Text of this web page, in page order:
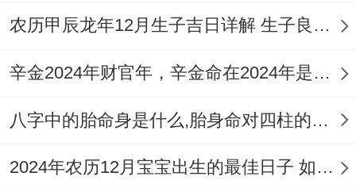
（7-9点）阳气上升，最为适宜 寓意家运如
阁五帝钱,以镇宅辟邪;招纳财气！避讳事项
中尤为重要是施工方位，务必避开当年太岁
农历甲辰龙年12月生子吉日详解 生子良辰的影响因素
辛金2024年财官年，辛金命在2024年是财官年还是财印年
八字中的胎命身是什么,胎身命对四柱的影响
2024年农历12月宝宝出生的最佳日子 如何挑选适合的吉日